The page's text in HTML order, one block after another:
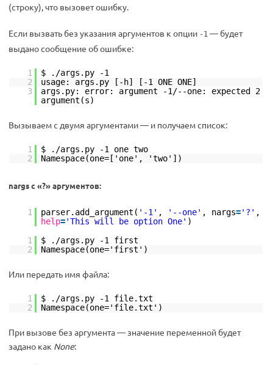
(строку), что вызовет ошибку.
Если вызвать без указания аргументов к опции -1 — будет
выдано сообщение об ошибке:
1
$ ./args.py -1
2
usage: args.py [-h] [-1 ONE ONE]
3
args.py: error: argument -1/--one: expected 2
argument(s)
Вызываем с двумя аргументами — и получаем список:
1
$ ./args.py -1 one two
2
Namespace(one=['one', 'two'])
nargs с «?» аргументов:
1 parser.add_argument( '-1' , '--one' , nargs='?' ,
help='This will be option One' )
1
$ ./args.py -1 first
2
Namespace(one='first')
Или передать имя файла:
1
$ ./args.py -1 file.txt
2
Namespace(one='file.txt')
При вызове без аргумента — значение переменной будет
задано как None: